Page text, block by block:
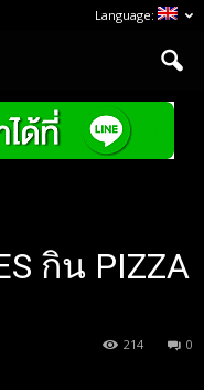
Language:
กิน PIZZA
0
214